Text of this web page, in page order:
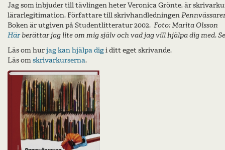
Jag som inbjuder till tävlingen heter Veronica Grönte, är
lärarlegitimation. Författare till skrivhandledningen
Boken är utgiven på Studentlitteratur 2002. Foto: Marita Olsson
Härberättar jag lite om mig själv och vad jag vill hjälpa dig med.
Läs om hurjag kan hjälpa digi ditt eget skrivande.
Läs omskrivarkurserna.